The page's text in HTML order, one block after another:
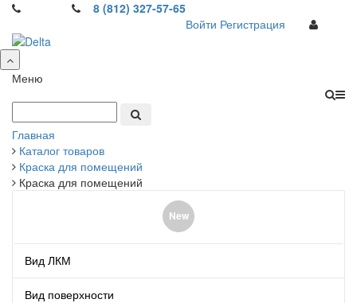
8 (812) 327-57-65
Войти Регистрация
Меню
Главная
Каталог товаров
Краска для помещений
Краска для помещений
New
Вид ЛКМ
Вид поверхности